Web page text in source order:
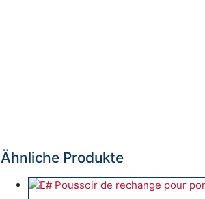
Ähnliche Produkte